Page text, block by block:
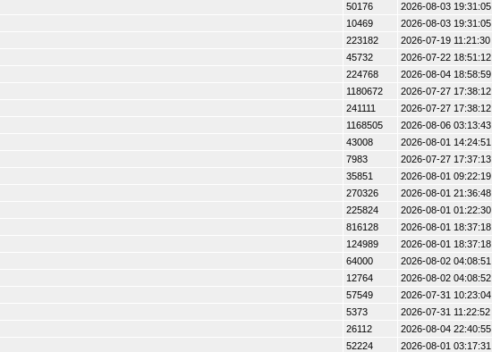
50176 2026-08-03 19:31:05
10469 2026-08-03 19:31:05
223182 2026-07-19 11:21:30
45732 2026-07-22 18:51:12
224768 2026-08-04 18:58:59
1180672 2026-07-27 17:38:12
241111 2026-07-27 17:38:12
1168505 2026-08-06 03:13:43
43008 2026-08-01 14:24:51
7983 2026-07-27 17:37:13
35851 2026-08-01 09:22:19
270326 2026-08-01 21:36:48
225824 2026-08-01 01:22:30
816128 2026-08-01 18:37:18
124989 2026-08-01 18:37:18
64000 2026-08-02 04:08:51
12764 2026-08-02 04:08:52
57549 2026-07-31 10:23:04
5373 2026-07-31 11:22:52
26112 2026-08-04 22:40:55
52224 2026-08-01 03:17:31